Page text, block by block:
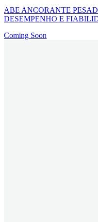
ABE ANCORANTE
DESEMPENHO E
Coming Soon